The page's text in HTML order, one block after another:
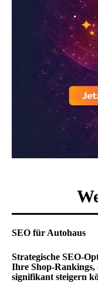
SEO für Autohaus
Strategische SEO-
Ihre Shop-
signifikant steigern